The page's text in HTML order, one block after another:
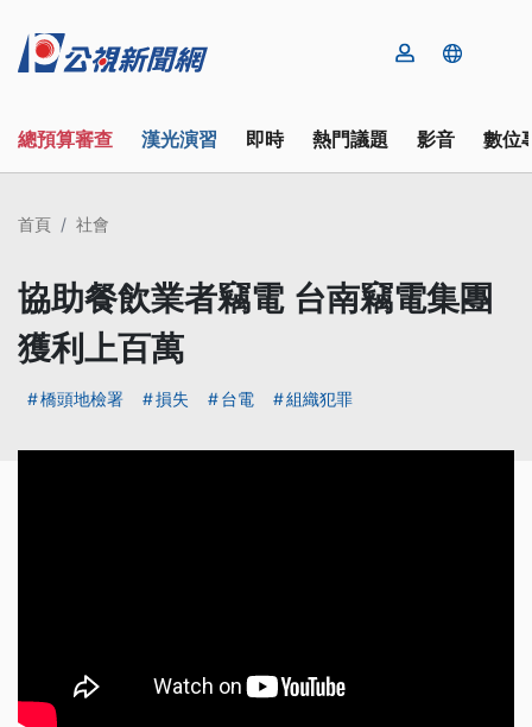
總預算審查 漢光演習 即時 熱門議題 影音 數位
首頁 社會
協助餐飲業者竊電 台南竊電集團
獲利上百萬
橋頭地檢署 損失 台電 組織犯罪